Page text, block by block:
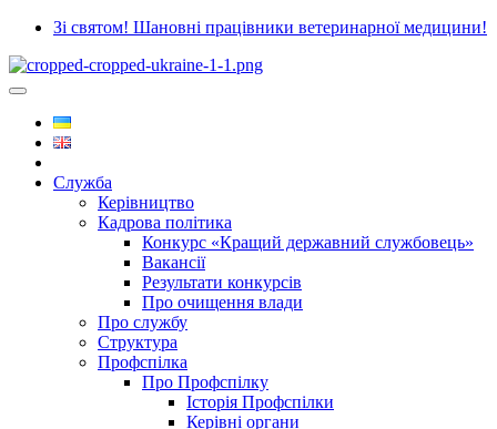
Зі святом! Шановні працівники ветеринарної медицини!
Служба
Керівництво
Кадрова політика
Конкурс «Кращий державний службовець»
Вакансії
Результати конкурсів
Про очищення влади
Про службу
Структура
Профспілка
Про Профспілку
Історія Профспілки
Керівні органи